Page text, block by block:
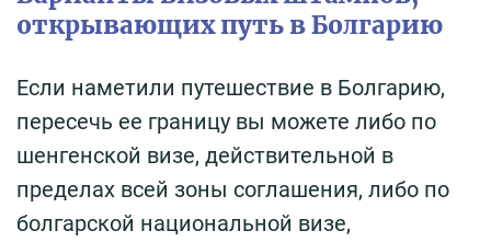
открывающих путь в Болгарию
Если наметили путешествие в Болгарию,
пересечь ее границу вы можете либо по
шенгенской визе, действительной в
пределах всей зоны соглашения, либо по
болгарской национальной визе,